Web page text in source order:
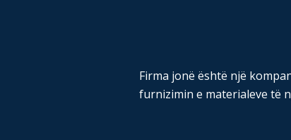
Firma jonë është një
furnizimin e materialeve të